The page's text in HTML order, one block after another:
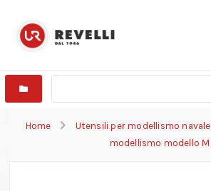
Home Utensili per modellismo navale
modellismo modello M